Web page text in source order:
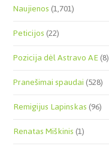
Naujienos(1,701)
Peticijos(22)
Pozicija dėl Astravo AE(8)
Pranešimai spaudai(528)
Remigijus Lapinskas(96)
Renatas Miškinis(1)